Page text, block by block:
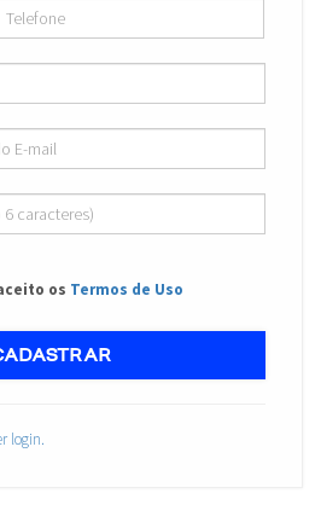
os Termos de Uso
login.